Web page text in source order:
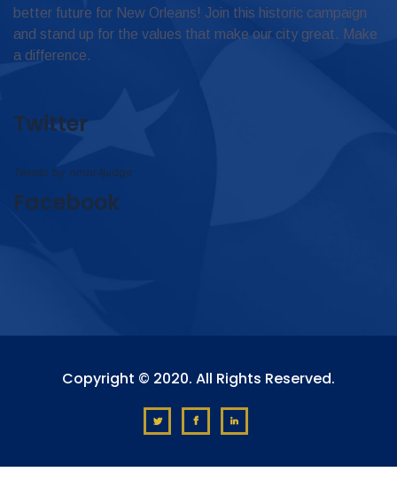
better future for New Orleans! Join this historic campaign
and stand up for the values that make our city great. Make
a difference.
Twitter
Tweets by omar4judge
Facebook
Copyright © 2020. All Rights Reserved.